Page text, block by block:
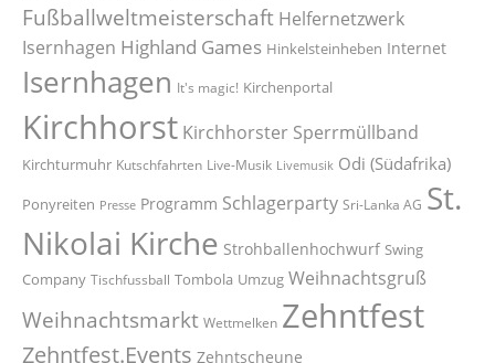
Fußballweltmeisterschaft Helfernetzwerk
Isernhagen Highland Games Hinkelsteinheben Internet
Isernhagen It's magic! Kirchenportal
Kirchhorst Kirchhorster Sperrmüllband
Kirchturmuhr Kutschfahrten Live-Musik Livemusik Odi (Südafrika)
Ponyreiten Presse Programm Schlagerparty Sri-Lanka AG St.
Nikolai Kirche Strohballenhochwurf Swing
Company Tischfussball Tombola Umzug Weihnachtsgruß
Weihnachtsmarkt Wettmelken Zehntfest
Zehntfest.Events Zehntscheune